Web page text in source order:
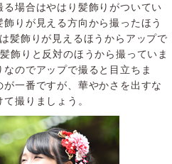
場合はやはり髪飾りがついてい
りが見える方向から撮ったほう
髪飾りが見えるほうからアップで
飾りと反対のほうから撮っていま
のでアップで撮ると目立ちま
一番ですが、華やかさを出すな
撮りましょう。